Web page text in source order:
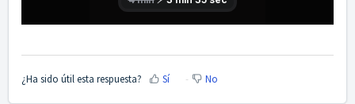
¿Ha sido útil esta respuesta? Sí No